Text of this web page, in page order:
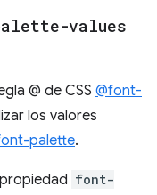
values
@ de CSS @font-
los valores
palette.
font-